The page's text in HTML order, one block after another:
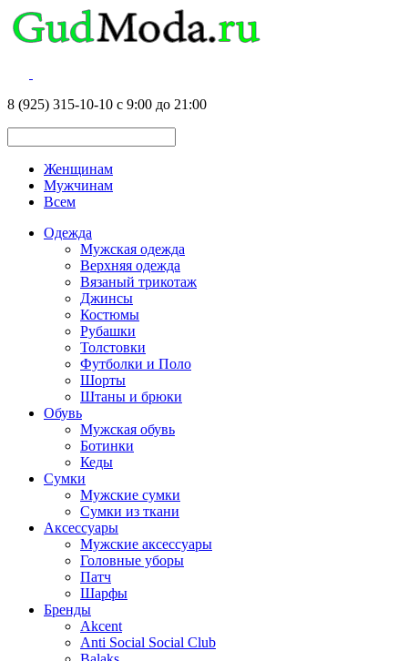
8 (925) 315-10-10 с 9:00 до 21:00
Женщинам
Мужчинам
Всем
Одежда
Мужская одежда
Верхняя одежда
Вязаный трикотаж
Джинсы
Костюмы
Рубашки
Толстовки
Футболки и Поло
Шорты
Штаны и брюки
Обувь
Мужская обувь
Ботинки
Кеды
Сумки
Мужские сумки
Сумки из ткани
Аксессуары
Мужские аксессуары
Головные уборы
Патч
Шарфы
Бренды
Akcent
Anti Social Social Club